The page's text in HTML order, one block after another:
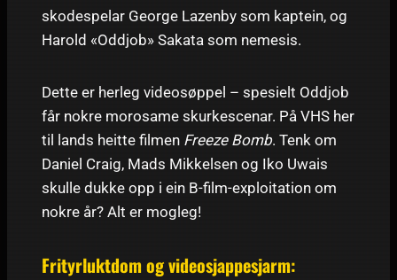
skodespelar George Lazenby som kaptein, og
Harold «Oddjob» Sakata som nemesis.
Dette er herleg videosøppel – spesielt Oddjob
får nokre morosame skurkescenar. På VHS her
til lands heitte filmen Freeze Bomb. Tenk om
Daniel Craig, Mads Mikkelsen og Iko Uwais
skulle dukke opp i ein B-film-exploitation om
nokre år? Alt er mogleg!
Frityrluktdom og videosjappesjarm: